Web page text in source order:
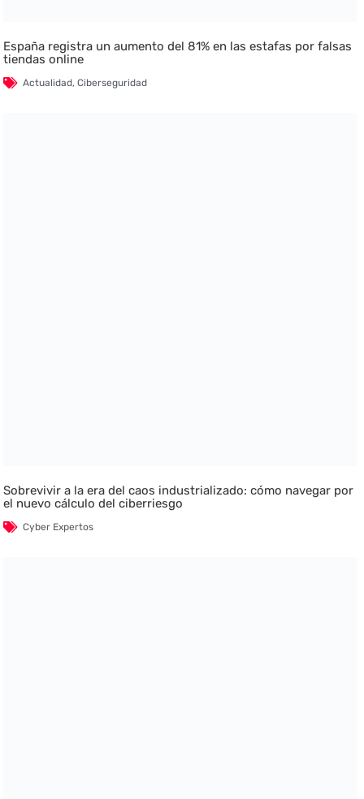
España registra un aumento del 81% en las estafas por falsas
tiendas online
Actualidad,Ciberseguridad
Sobrevivir a la era del caos industrializado: cómo navegar por
el nuevo cálculo del ciberriesgo
Cyber Expertos